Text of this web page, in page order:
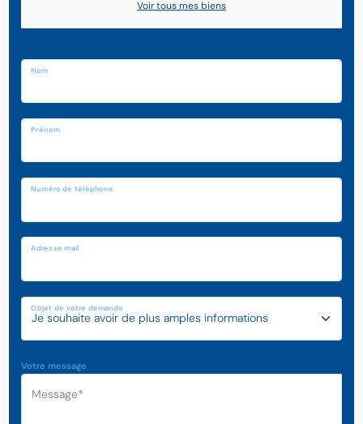
Voir tous mes biens
Nom
Prénom
Numéro de téléphone
Adresse mail
Objet de votre demande
Votre message